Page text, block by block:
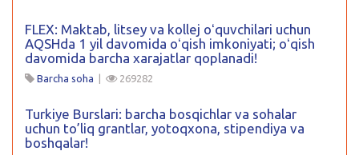
FLEX: Maktab, litsey va kollej oʻquvchilari uchun
AQSHda 1 yil davomida oʻqish imkoniyati; oʻqish
davomida barcha xarajatlar qoplanadi!
Barcha soha | 269282
Turkiye Burslari: barcha bosqichlar va sohalar
uchun to’liq grantlar, yotoqxona, stipendiya va
boshqalar!